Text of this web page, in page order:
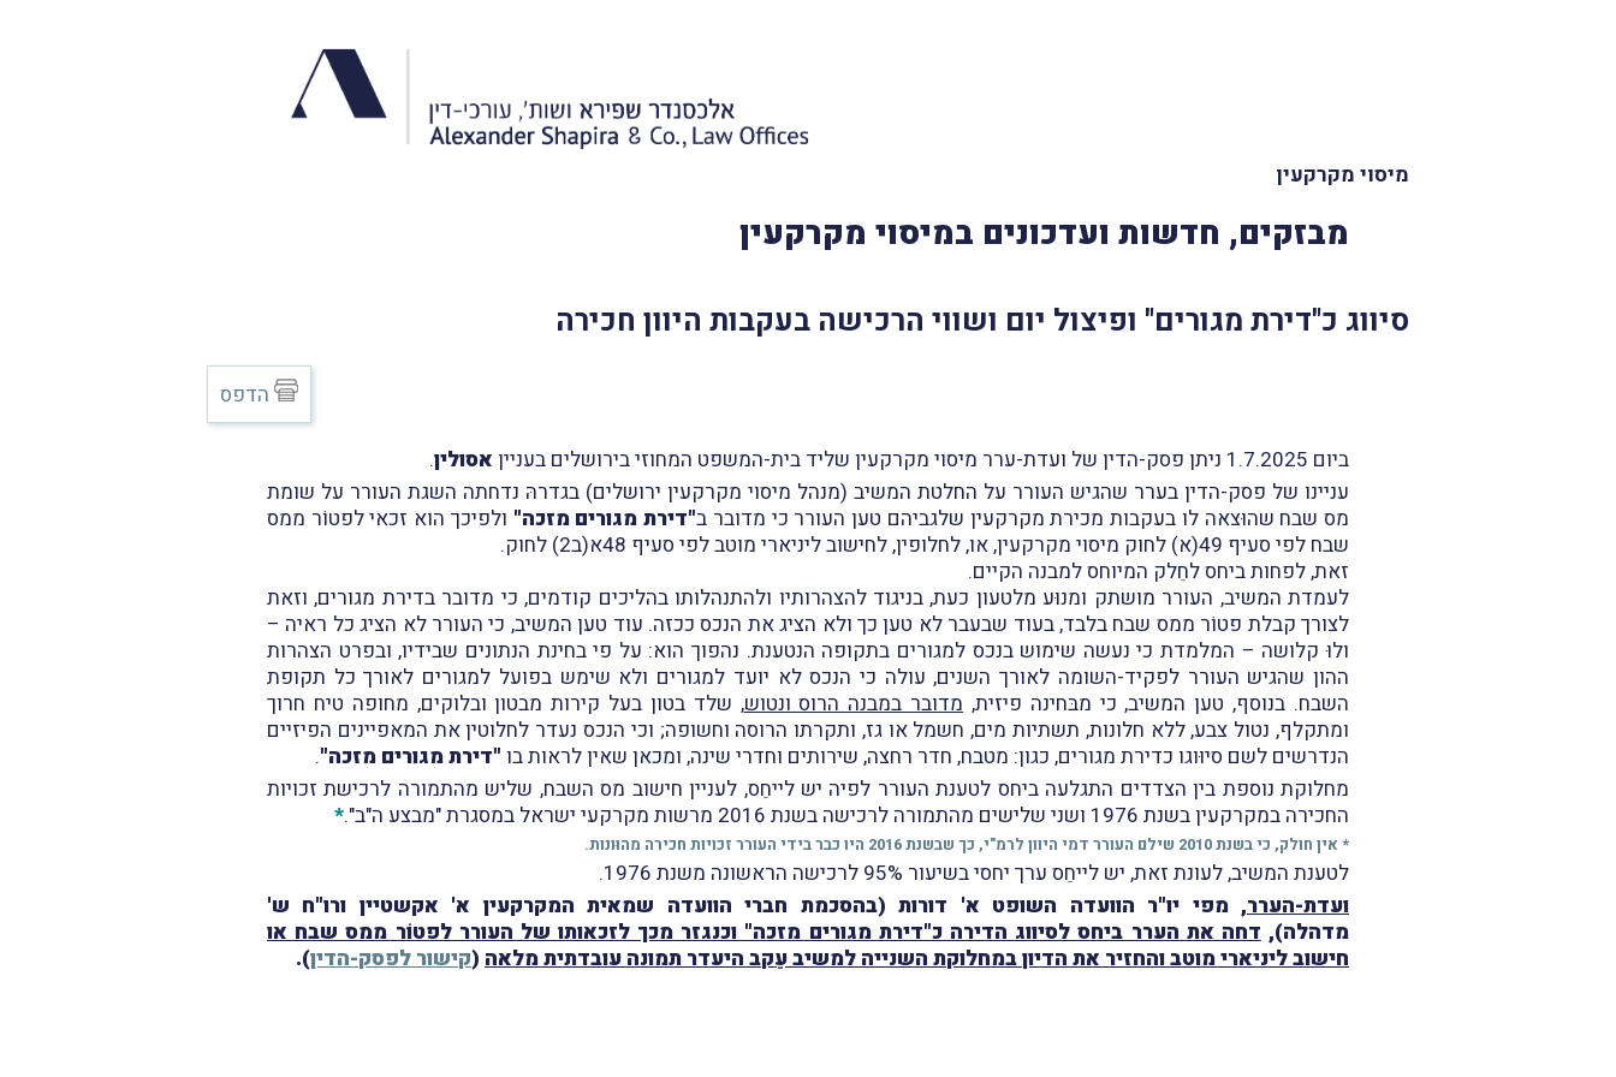
מיסוי מקרקעין
מבזקים, חדשות ועדכונים במיסוי מקרקעין
סיווג כ"דירת מגורים" ופיצול יום ושווי הרכישה בעקבות היוון חכירה
ביום 1.7.2025 ניתן פסק-הדין של ועדת-ערר מיסוי מקרקעין שליד בית-המשפט המחוזי בירושלים בעניין אסולין.
עניינו של פסק-הדין בערר שהגיש העורר על החלטת המשיב (מנהל מיסוי מקרקעין ירושלים) בגדרהּ נדחתה השגת העורר על שומת
מס שבח שהוּצאה לו בעקבות מכירת מקרקעין שלגביהם טען העורר כי מדובר ב"דירת מגורים מזכה" ולפיכך הוא זכאי לפטוֹר ממס
שבח לפי סעיף 49(א) לחוק מיסוי מקרקעין, או, לחלופין, לחישוב ליניארי מוטב לפי סעיף 48א(ב2) לחוק.
זאת, לפחות ביחס לחֵלק המיוחס למבנה הקיים.
לעמדת המשיב, העורר מושתק ומנוּע מלטעון כעת, בניגוד להצהרותיו ולהתנהלותו בהליכים קודמים, כי מדובר בדירת מגורים, וזאת
לצורך קבלת פטוֹר ממס שבח בלבד, בעוד שבעבר לא טען כך ולא הציג את הנכס ככזה. עוד טען המשיב, כי העורר לא הציג כל ראיה –
ולוּ קלושה – המלמדת כי נעשה שימוש בנכס למגורים בתקופה הנטענת. נהפוך הוא: על פי בחינת הנתונים שבידיו, ובפרט הצהרות
ההון שהגיש העורר לפקיד-השומה לאורך השנים, עולה כי הנכס לא יועד למגורים ולא שימש בפועל למגורים לאורך כל תקופת
השבח. בנוסף, טען המשיב, כי מבּחינה פיזית,מדובר במבנה הרוס ונטוש, שלד בטון בעל קירות מבטון ובלוקים, מחופה טיח חרוך
ומתקלף, נטול צבע, ללא חלונות, תשתיות מים, חשמל או גז, ותקרתו הרוסה וחשופה; וכי הנכס נעדר לחלוטין את המאפיינים הפיזיים
הנדרשים לשם סיוּוגו כדירת מגורים, כגון: מטבח, חדר רחצה, שירותים וחדרי שינה, ומכאן שאין לראות בו "דירת מגורים מזכה".
מחלוקת נוספת בין הצדדים התגלעה ביחס לטענת העורר לפיה יש לייחֵס, לעניין חישוב מס השבח, שליש מהתמורה לרכישת זכויות
החכירה במקרקעין בשנת 1976 ושני שלישים מהתמורה לרכישה בשנת 2016 מרשות מקרקעי ישראל במסגרת "מבצע ה"ב".
*
* אין חולק, כי בשנת 2010 שילם העורר דמי היוון לרמ"י, כך שבשנת 2016 היו כבר בידי העורר זכויות חכירה מהוּונות.
לטענת המשיב, לעונת זאת, יש לייחֵס ערך יחסי בשיעור 95% לרכישה הראשונה משנת 1976.
ועדת-הערר, מפי יו"ר הוועדה השופט א' דורות (בהסכמת חברי הוועדה שמאית המקרקעין א' אקשטיין ורו"ח ש'
מדהלה),דחה את הערר ביחס לסיווג הדירה כ"דירת מגורים מזכה" וכנגזר מכך לזכאותו של העורר לפטוֹר ממס שבח או
חישוב ליניארי מוטב והחזיר את הדיון במחלוקת השנייה למשיב עֵקב היעדר תמונה עובדתית מלאה (קישור לפסק-הדין).